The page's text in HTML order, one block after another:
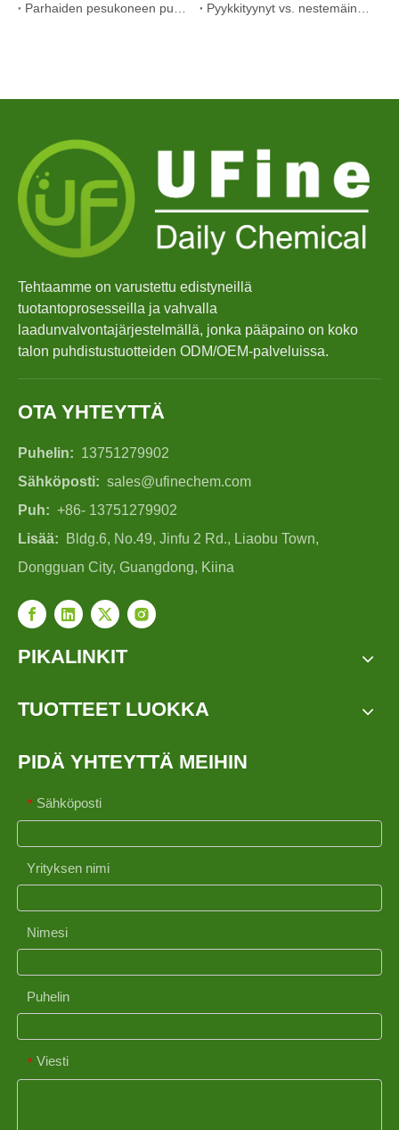
Parhaiden pesukoneen puhdistustablettien valinta kovalle vedelle
Pyykkityynyt vs. nestemäinen pesuaine: mikä on oikea valinta pyykkillesi?
Tehtaamme on varustettu edistyneillä
tuotantoprosesseilla ja vahvalla
laadunvalvontajärjestelmällä, jonka pääpaino on koko
talon puhdistustuotteiden ODM/OEM-palveluissa.
OTA YHTEYTTÄ
Puhelin: 13751279902
Sähköposti: sales@ufinechem.com
Puh: +86- 13751279902
Lisää:
Bldg.6, No.49, Jinfu 2 Rd., Liaobu Town,
Dongguan City, Guangdong, Kiina
PIKALINKIT
TUOTTEET LUOKKA
PIDÄ YHTEYTTÄ MEIHIN
* Sähköposti
Yrityksen nimi
Nimesi
Puhelin
* Viesti